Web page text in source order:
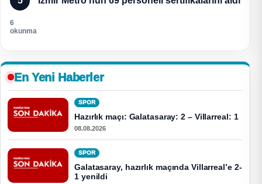
6
okunma
En Yeni Haberler
SPOR
Hazırlık maçı: Galatasaray: 2 – Villarreal: 1
08.08.2026
SPOR
Galatasaray, hazırlık maçında Villarreal’e 2-
1 yenildi